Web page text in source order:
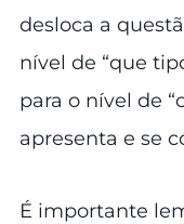
desloca a
nível de “que
para o nível de
apresenta e se
É importante